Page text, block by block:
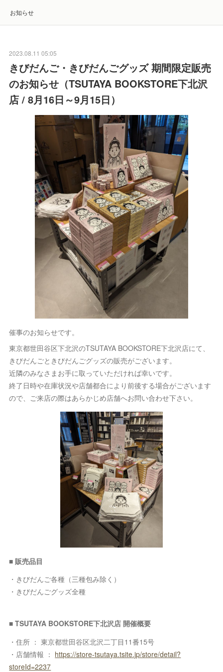
お知らせ
2023.08.11 05:05
きびだんご・きびだんごグッズ 期間限定販売
のお知らせ（TSUTAYA BOOKSTORE下北沢
店 / 8月16日～9月15日）
催事のお知らせです。
東京都世田谷区下北沢のTSUTAYA BOOKSTORE下北沢店にて、
きびだんごときびだんごグッズの販売がございます。
近隣のみなさまお手に取っていただければ幸いです。
終了日時や在庫状況や店舗都合により前後する場合がございます
ので、ご来店の際はあらかじめ店舗へお問い合わせ下さい。
■ 販売品目
・きびだんご各種（三種包み除く）
・きびだんごグッズ全種
■ TSUTAYA BOOKSTORE下北沢店 開催概要
・住所 ： 東京都世田谷区北沢二丁目11番15号
・店舗情報 ： https://store-tsutaya.tsite.jp/store/detail?
storeId=2237